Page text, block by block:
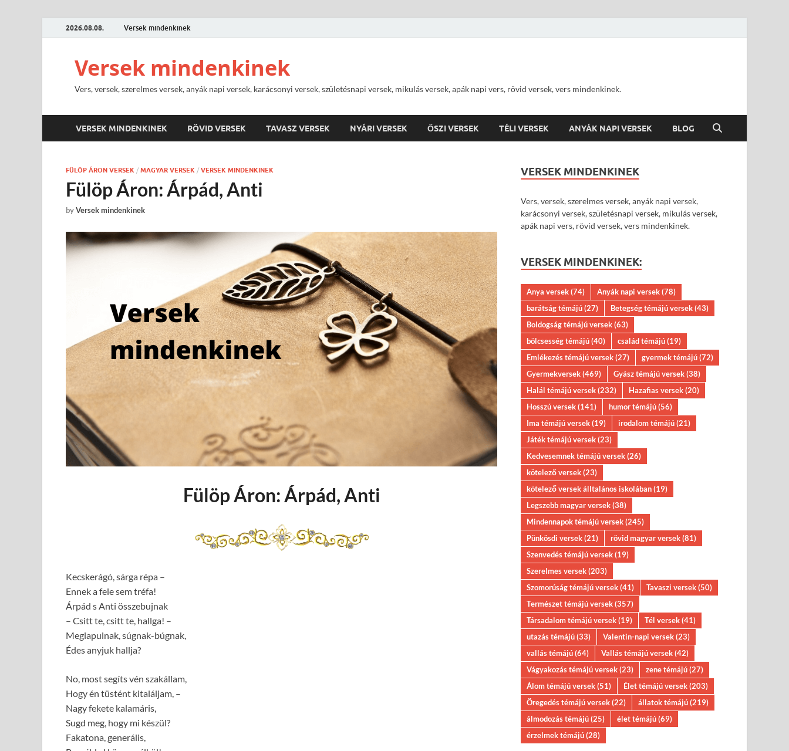
2026.08.08. Versek mindenkinek
Versek mindenkinek
Vers, versek, szerelmes versek, anyák napi versek, karácsonyi versek, születésnapi versek, mikulás versek, apák napi vers, rövid versek, vers mindenkinek.
VERSEK MINDENKINEK RÖVID VERSEK TAVASZ VERSEK NYÁRI VERSEK ŐSZI VERSEK TÉLI VERSEK ANYÁK NAPI VERSEK BLOG
FÜLÖP ÁRON VERSEK / MAGYAR VERSEK / VERSEK MINDENKINEK
Fülöp Áron: Árpád, Anti
byVersek mindenkinek
Fülöp Áron: Árpád, Anti
Kecskerágó, sárga répa –
Ennek a fele sem tréfa!
Árpád s Anti összebujnak
– Csitt te, csitt te, hallga! –
Meglapulnak, súgnak-búgnak,
Édes anyjuk hallja?
No, most segíts vén szakállam,
Hogy én tüstént kitaláljam, –
Nagy fekete kalamáris,
Sugd meg, hogy mi készül?
Fakatona, generális,
VERSEK MINDENKINEK
Vers, versek, szerelmes versek, anyák napi versek,
karácsonyi versek, születésnapi versek, mikulás versek,
apák napi vers, rövid versek, vers mindenkinek.
VERSEK MINDENKINEK:
Anya versek(74) Anyák napi versek(78)
barátság témájú(27) Betegség témájú versek(43)
Boldogság témájú versek(63)
bölcsesség témájú(40) család témájú(19)
Emlékezés témájú versek(27) gyermek témájú(72)
Gyermekversek(469) Gyász témájú versek(38)
Halál témájú versek(232) Hazafias versek(20)
Hosszú versek(141) humor témájú(56)
Ima témájú versek(19) irodalom témájú(21)
Játék témájú versek(23)
Kedvesemnek témájú versek(26)
kötelező versek(23)
kötelező versek álltalános iskolában(19)
Legszebb magyar versek(38)
Mindennapok témájú versek(245)
Pünkösdi versek(21) rövid magyar versek(81)
Szenvedés témájú versek(19)
Szerelmes versek(203)
Szomorúság témájú versek(41) Tavaszi versek(50)
Természet témájú versek(357)
Társadalom témájú versek(19) Tél versek(41)
utazás témájú(33) Valentin-napi versek(23)
vallás témájú(64) Vallás témájú versek(42)
Vágyakozás témájú versek(23) zene témájú(27)
Álom témájú versek(51) Élet témájú versek(203)
Öregedés témájú versek(22) állatok témájú(219)
álmodozás témájú(25) élet témájú(69)
érzelmek témájú(28)